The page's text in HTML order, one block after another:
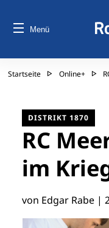
Menü
Startseite Online+
DISTRIKT 1870
RC
im
von Edgar Rabe |